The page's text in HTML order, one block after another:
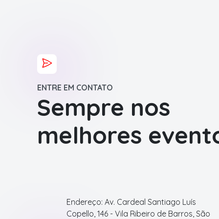
ENTRE EM CONTATO
Sempre nos
melhores
Endereço: Av. Cardeal Santiago Luís
Copello, 146 - Vila Ribeiro de Barros, São